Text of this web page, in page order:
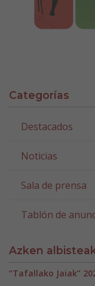
Categorías
Destacados
Noticias
Sala de prensa
Tablón de
Azken
“Tafallako Jaiak”